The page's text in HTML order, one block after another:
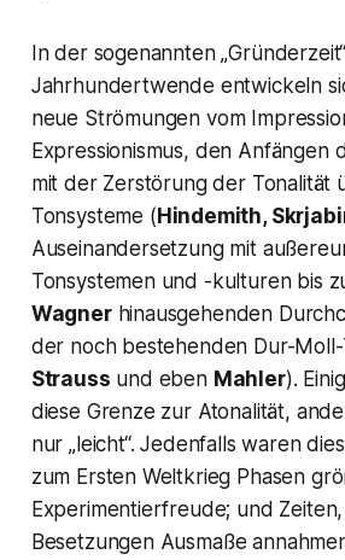
In der sogenannten
Jahrhundertwende entwickeln
neue Strömungen vom
Expressionismus, den Anfängen
mit der Zerstörung der Tonalität
Tonsysteme (Hindemith,
Auseinandersetzung mit
Tonsystemen und -kulturen bis
Wagnerhinausgehenden
der noch bestehenden Dur-Moll-
Strauss und eben Mahler).
diese Grenze zur Atonalität,
nur „leicht“. Jedenfalls waren
zum Ersten Weltkrieg Phasen
Experimentierfreude; und
Besetzungen Ausmaße